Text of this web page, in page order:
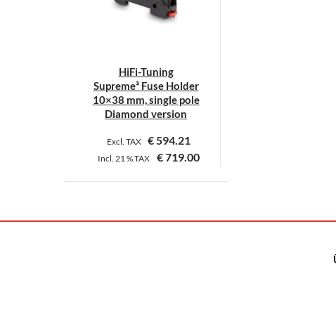
HiFi-Tuning
Supreme³ Fuse Holder
10×38 mm, single pole
Diamond version
Excl. TAX €594.21
Incl. 21 %TAX €719.00
Dieses
weist